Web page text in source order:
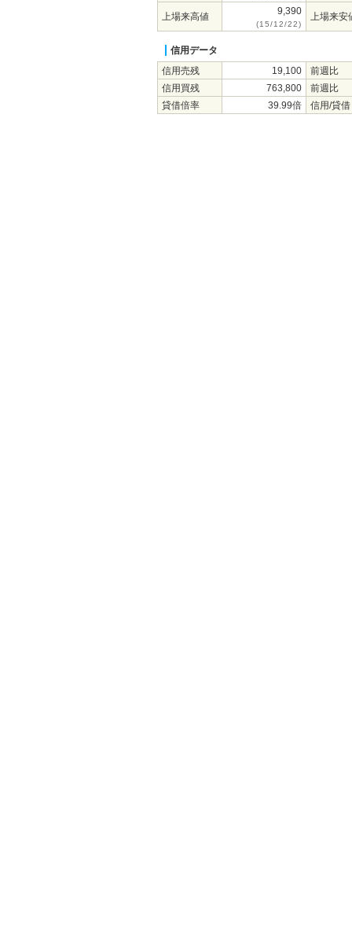
上場来高値 9,390
(15/12/22)
上場来安
信用データ
信用売残
19,100
前週比
信用買残
763,800
前週比
貸借倍率
39.99倍 信用/貸借